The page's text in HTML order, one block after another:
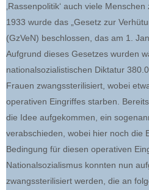
‚Rassenpolitik‘ auch viele
1933 wurde das „Gesetz zur
(GzVeN) beschlossen, das am 1.
Aufgrund dieses Gesetzes wurden
nationalsozialistischen Diktatur
Frauen zwangssterilisiert, wobei
operativen Eingriffes starben.
die Idee aufgekommen, ein
verabschieden, wobei hier noch die
Bedingung für diesen operativen
Nationalsozialismus konnten nun
zwangssterilisiert werden, die an